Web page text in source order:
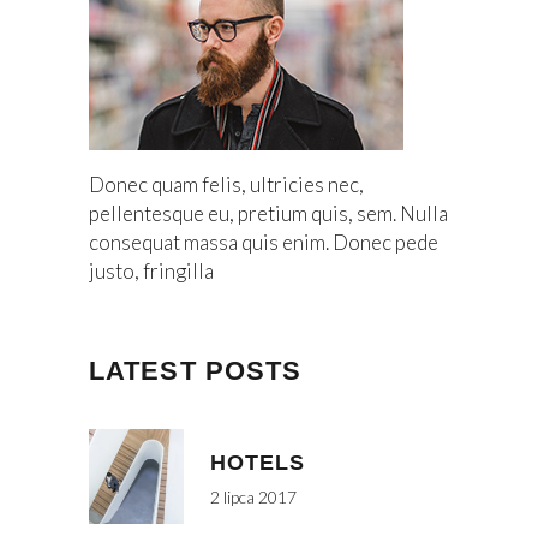
Donec quam felis, ultricies nec,
pellentesque eu, pretium quis, sem. Nulla
consequat massa quis enim. Donec pede
justo, fringilla
LATEST POSTS
HOTELS
2 lipca 2017